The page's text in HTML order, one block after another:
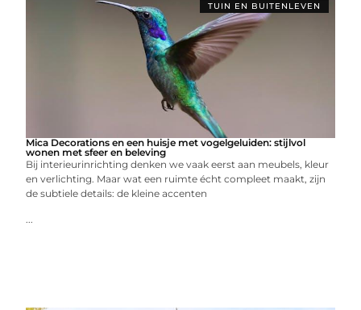
TUIN EN BUITENLEVEN
Mica Decorations en een huisje met vogelgeluiden: stijlvol
wonen met sfeer en beleving
Bij interieurinrichting denken we vaak eerst aan meubels, kleur
en verlichting. Maar wat een ruimte écht compleet maakt, zijn
de subtiele details: de kleine accenten
...